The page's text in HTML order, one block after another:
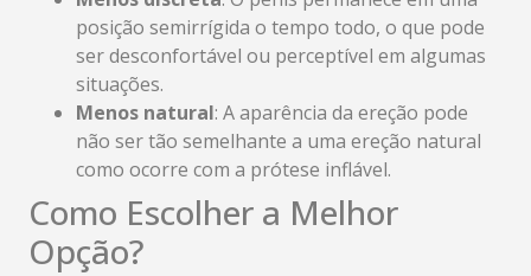
posição semirrígida o tempo todo, o que pode
ser desconfortável ou perceptível em algumas
situações.
Menos natural: A aparência da ereção pode
não ser tão semelhante a uma ereção natural
como ocorre com a prótese inflável.
Como Escolher a Melhor
Opção?